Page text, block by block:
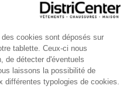
cookies sont déposés sur
tablette. Ceux-ci nous
de détecter d'éventuels
laissons la possibilité de
différentes typologies de cookies.
nous